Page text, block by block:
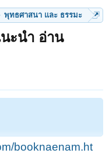
พุทธศาสนา และ ธรรมะ
ะนำ อ่าน
booknaenam.ht